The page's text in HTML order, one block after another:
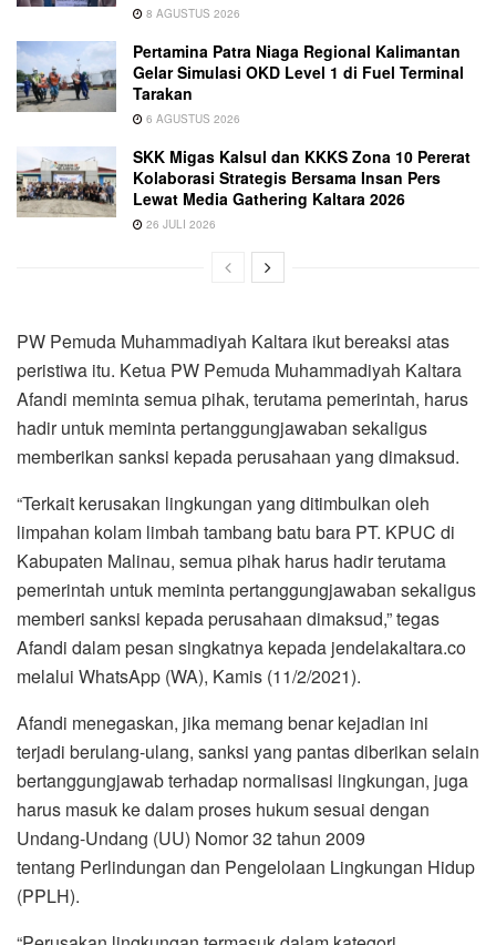
8 AGUSTUS 2026
Pertamina Patra Niaga Regional Kalimantan
Gelar Simulasi OKD Level 1 di Fuel Terminal
Tarakan
6 AGUSTUS 2026
SKK Migas Kalsul dan KKKS Zona 10 Pererat
Kolaborasi Strategis Bersama Insan Pers
Lewat Media Gathering Kaltara 2026
26 JULI 2026
PW Pemuda Muhammadiyah Kaltara ikut bereaksi atas
peristiwa itu. Ketua PW Pemuda Muhammadiyah Kaltara
Afandi meminta semua pihak, terutama pemerintah, harus
hadir untuk meminta pertanggungjawaban sekaligus
memberikan sanksi kepada perusahaan yang dimaksud.
“Terkait kerusakan lingkungan yang ditimbulkan oleh
limpahan kolam limbah tambang batu bara PT. KPUC di
Kabupaten Malinau, semua pihak harus hadir terutama
pemerintah untuk meminta pertanggungjawaban sekaligus
memberi sanksi kepada perusahaan dimaksud,” tegas
Afandi dalam pesan singkatnya kepada jendelakaltara.co
melalui WhatsApp (WA), Kamis (11/2/2021).
Afandi menegaskan, jika memang benar kejadian ini
terjadi berulang-ulang, sanksi yang pantas diberikan selain
bertanggungjawab terhadap normalisasi lingkungan, juga
harus masuk ke dalam proses hukum sesuai dengan
Undang-Undang (UU) Nomor 32 tahun 2009
tentang Perlindungan dan Pengelolaan Lingkungan Hidup
(PPLH).